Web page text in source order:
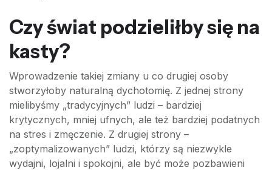
Czy świat podzieliłby się na
kasty?
Wprowadzenie takiej zmiany u co drugiej osoby
stworzyłoby naturalną dychotomię. Z jednej strony
mielibyśmy „tradycyjnych” ludzi – bardziej
krytycznych, mniej ufnych, ale też bardziej podatnych
na stres i zmęczenie. Z drugiej strony –
„zoptymalizowanych” ludzi, którzy są niezwykle
wydajni, lojalni i spokojni, ale być może pozbawieni